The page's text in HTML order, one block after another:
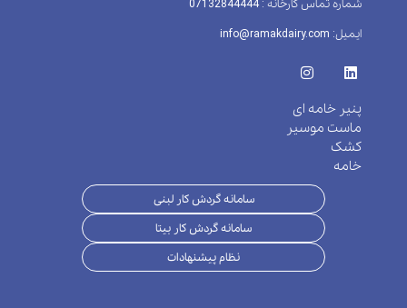
شماره تماس کارخانه : 07132844444
ایمیل: info@ramakdairy.com
پنیر خامه ای
ماست موسیر
کشک
خامه
سامانه گردش کار لبنی
سامانه گردش کار بیتا
نظام پیشنهادات